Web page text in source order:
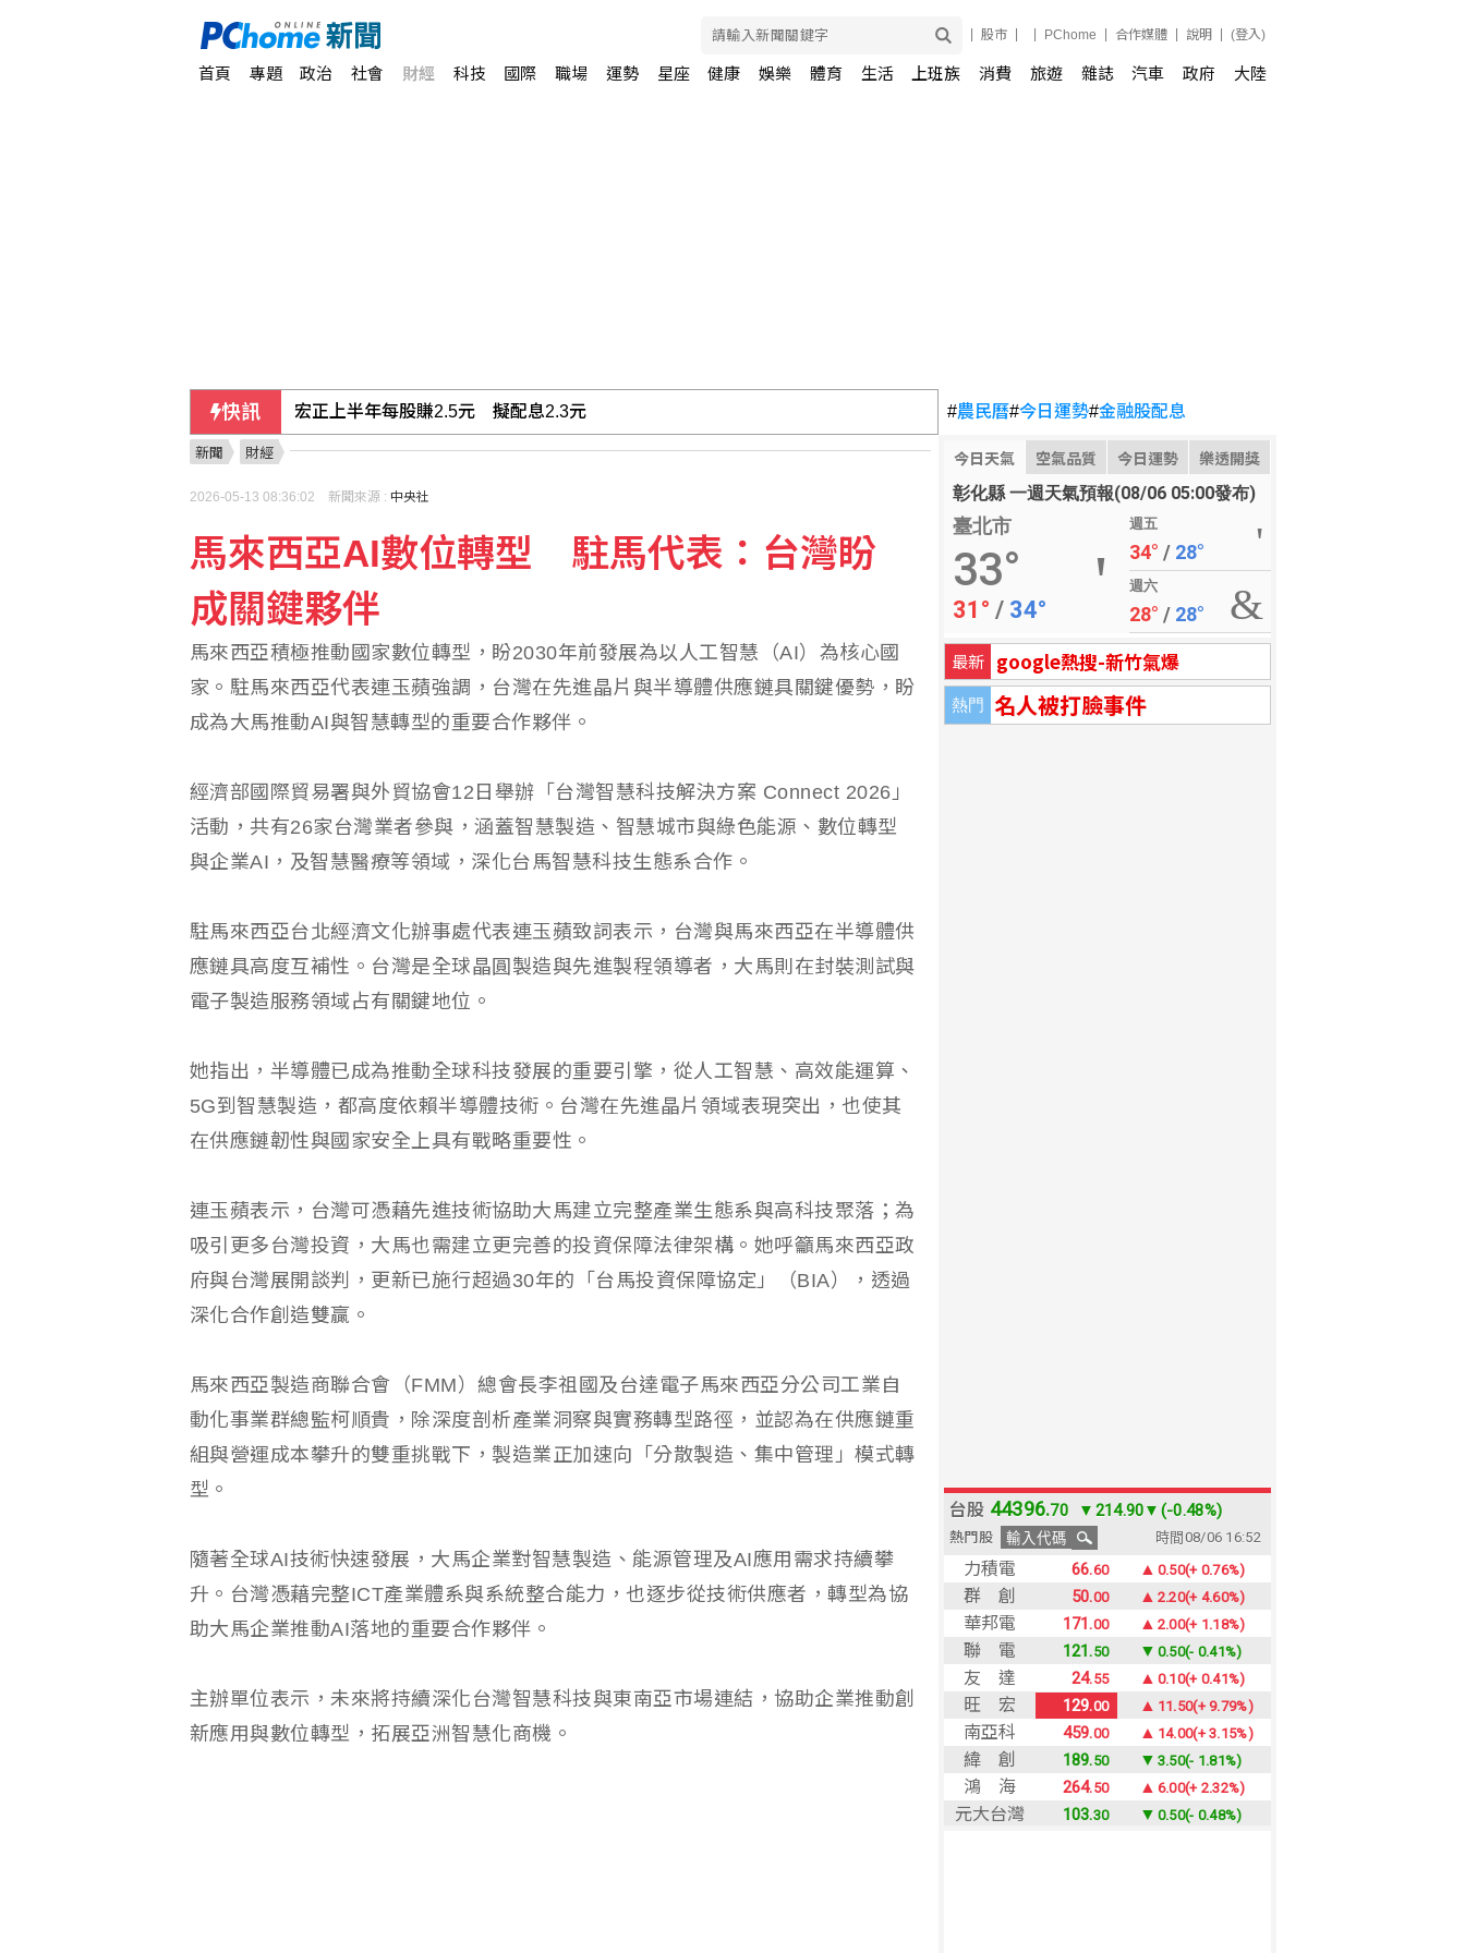
股市 PChome 合作媒體 說明 (登入)
首頁 專題 政治 社會 財經 科技 國際 職場 運勢 星座 健康 娛樂 體育 生活 上班族 消費 旅遊 雜誌 汽車 政府 大陸
快訊 北韓疑朝日本海射彈道飛彈 日防衛省：今年第6次
美國擬祭多晶矽關稅15% 經部：尚待公告適用範圍
宏正上半年每股賺2.5元 擬配息2.3元
#農民曆#今日運勢#金融股配息
今日天氣 空氣品質 今日運勢 樂透開獎
彰化縣 一週天氣預報(08/06 05:00發布)
臺北市
33°
31° / 34°
週五
34° / 28°
週六
28° / 28°
最新 google熱搜-新竹氣爆
熱門 名人被打臉事件
新聞 財經
2026-05-13 08:36:02 新聞來源 : 中央社
馬來西亞AI數位轉型 駐馬代表：台灣盼
成關鍵夥伴
馬來西亞積極推動國家數位轉型，盼2030年前發展為以人工智慧（AI）為核心國
家。駐馬來西亞代表連玉蘋強調，台灣在先進晶片與半導體供應鏈具關鍵優勢，盼
成為大馬推動AI與智慧轉型的重要合作夥伴。
經濟部國際貿易署與外貿協會12日舉辦「台灣智慧科技解決方案 Connect 2026」
活動，共有26家台灣業者參與，涵蓋智慧製造、智慧城市與綠色能源、數位轉型
與企業AI，及智慧醫療等領域，深化台馬智慧科技生態系合作。
駐馬來西亞台北經濟文化辦事處代表連玉蘋致詞表示，台灣與馬來西亞在半導體供
應鏈具高度互補性。台灣是全球晶圓製造與先進製程領導者，大馬則在封裝測試與
電子製造服務領域占有關鍵地位。
她指出，半導體已成為推動全球科技發展的重要引擎，從人工智慧、高效能運算、
5G到智慧製造，都高度依賴半導體技術。台灣在先進晶片領域表現突出，也使其
在供應鏈韌性與國家安全上具有戰略重要性。
連玉蘋表示，台灣可憑藉先進技術協助大馬建立完整產業生態系與高科技聚落；為
吸引更多台灣投資，大馬也需建立更完善的投資保障法律架構。她呼籲馬來西亞政
府與台灣展開談判，更新已施行超過30年的「台馬投資保障協定」（BIA），透過
深化合作創造雙贏。
馬來西亞製造商聯合會（FMM）總會長李祖國及台達電子馬來西亞分公司工業自
動化事業群總監柯順貴，除深度剖析產業洞察與實務轉型路徑，並認為在供應鏈重
組與營運成本攀升的雙重挑戰下，製造業正加速向「分散製造、集中管理」模式轉
型。
隨著全球AI技術快速發展，大馬企業對智慧製造、能源管理及AI應用需求持續攀
升。台灣憑藉完整ICT產業體系與系統整合能力，也逐步從技術供應者，轉型為協
助大馬企業推動AI落地的重要合作夥伴。
主辦單位表示，未來將持續深化台灣智慧科技與東南亞市場連結，協助企業推動創
新應用與數位轉型，拓展亞洲智慧化商機。